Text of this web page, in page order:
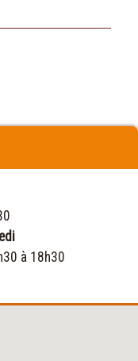
à 18h30